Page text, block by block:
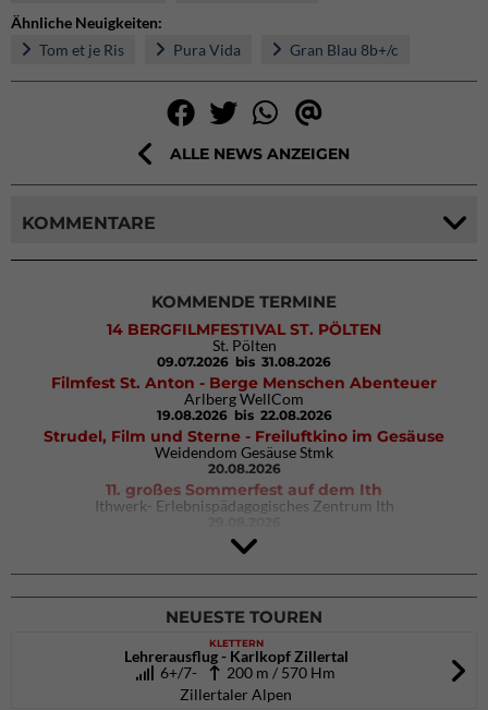
Ähnliche Neuigkeiten:
Tom et je Ris
Pura Vida Gran Blau 8b+/c
ALLE NEWS ANZEIGEN
KOMMENTARE
KOMMENDE TERMINE
14 BERGFILMFESTIVAL ST. PÖLTEN
St. Pölten
09.07.2026 bis 31.08.2026
Filmfest St. Anton - Berge Menschen Abenteuer
Arlberg WellCom
19.08.2026 bis 22.08.2026
Strudel, Film und Sterne - Freiluftkino im Gesäuse
Weidendom Gesäuse Stmk
20.08.2026
11. großes Sommerfest auf dem Ith
Ithwerk- Erlebnispädagogisches Zentrum Ith
Rock Master Arco
Arco (IT)
02.10.2026bis 04.10.2026
NEUESTE TOUREN
KLETTERN
Lehrerausflug - Karlkopf Zillertal
6+/7-
200 m / 570 Hm
Zillertaler Alpen